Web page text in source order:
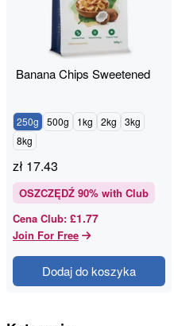
Banana Chips Sweetened
250g 500g 1kg 2kg
3kg
8kg
zł 17.43
OSZCZĘDŹ 90% with Club
Cena Club: £1.77
Join For Free
Dodaj do koszyka